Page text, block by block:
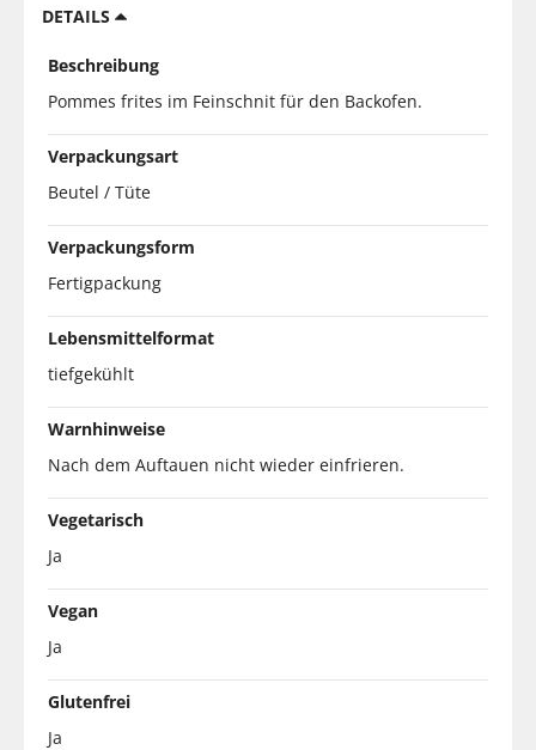
DETAILS
Beschreibung
Pommes frites im Feinschnit für den Backofen.
Verpackungsart
Beutel / Tüte
Verpackungsform
Fertigpackung
Lebensmittelformat
tiefgekühlt
Warnhinweise
Nach dem Auftauen nicht wieder einfrieren.
Vegetarisch
Ja
Vegan
Ja
Glutenfrei
Ja